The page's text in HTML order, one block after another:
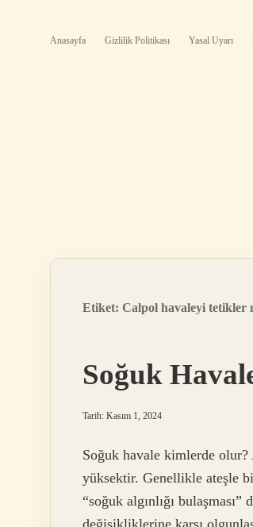
Anasayfa Gizlilik Politikası Yasal Uyarı
Etiket: Calpol havaleyi tetikler
Soğuk
Tarih: Kasım 1, 2024
Soğuk havale kimlerde olur?
yüksektir. Genellikle ateşle
“soğuk algınlığı